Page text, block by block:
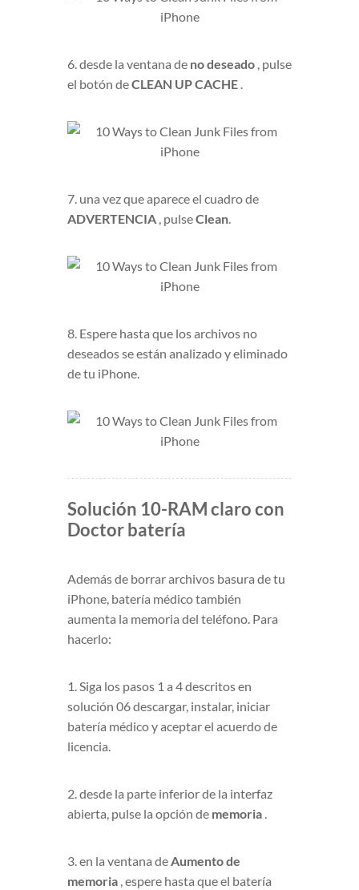
6. desde la ventana de no deseado , pulse
el botón deCLEAN UP CACHE
7. una vez que aparece el cuadro de
ADVERTENCIA , pulseClean
8. Espere hasta que los archivos no
deseados se están analizado y eliminado
de tu iPhone.
Solución 10-RAM claro con
Doctor batería
Además de borrar archivos basura de tu
iPhone, batería médico también
aumenta la memoria del teléfono. Para
hacerlo:
1. Siga los pasos 1 a 4 descritos en
solución 06 descargar, instalar, iniciar
batería médico y aceptar el acuerdo de
licencia.
2. desde la parte inferior de la interfaz
abierta, pulse la opción de memoria
3. en la ventana de Aumento de
memoria , espere hasta que el batería